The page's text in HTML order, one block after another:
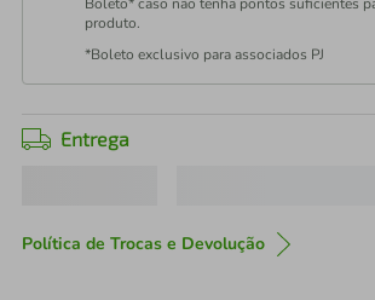
produto.
*Boleto exclusivo para associados PJ
Entrega
Política de Trocas e Devolução